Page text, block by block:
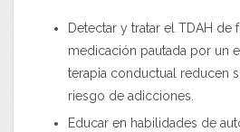
Detectar y tratar el TDAH de
medicación pautada por un
terapia conductual reducen
riesgo de adicciones.
Educar en habilidades de